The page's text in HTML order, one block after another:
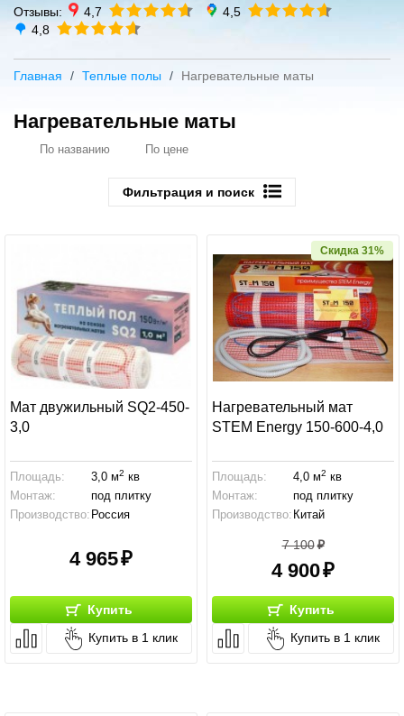
Отзывы: 4,7
4,5
4,8
Главная Теплые полы Нагревательные маты
Нагревательные маты
По названию По цене
Фильтрация и поиск
Мат двужильный SQ2-450-
3,0
Площадь: 3,0 м2 кв
Монтаж:
под плитку
Производство: Россия
4 965
Купить
Купить в 1 клик
Скидка 31%
Нагревательный мат
STEM Energy 150-600-4,0
Площадь: 4,0 м2 кв
Монтаж:
под плитку
Производство: Китай
7 100
4 900
Купить
Купить в 1 клик